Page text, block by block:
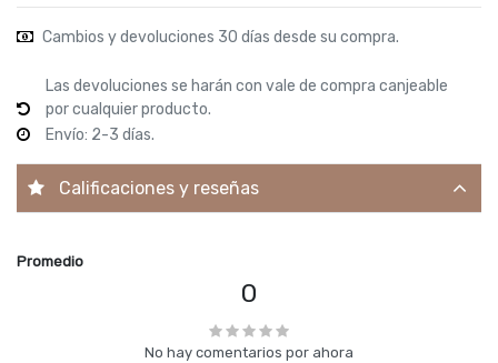
Cambios y devoluciones 30 días desde su compra.
Las devoluciones se harán con vale de compra canjeable
por cualquier producto.
Envío: 2-3 días.
Calificaciones y reseñas
Promedio
0
No hay comentarios por ahora